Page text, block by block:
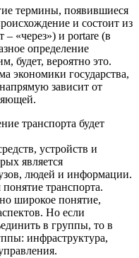
термины, появившиеся
и состоит из
– «через») и portare (в
определение
будет, вероятно это.
экономики государства,
зависит от
транспорта будет
устройств и
является
людей и информации.
транспорта.
широкое понятие,
Но если
в группы, то в
инфраструктура,